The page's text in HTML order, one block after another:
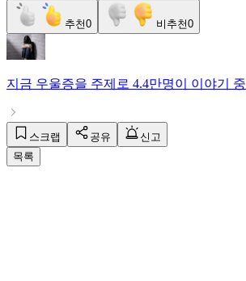
추천0 비추천0
지금 우울증을 주제로 4.4만명이 이야기 중
스크랩 공유
신고
목록